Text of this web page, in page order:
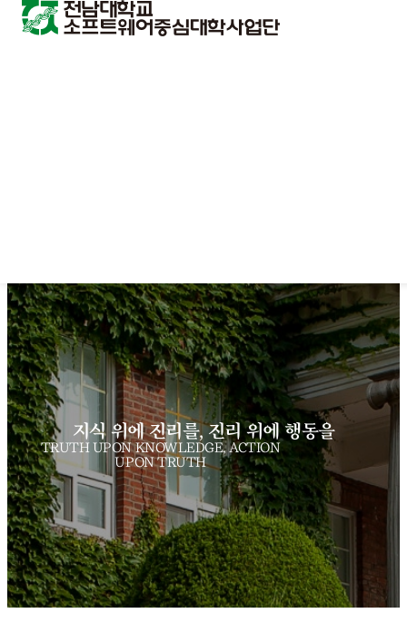
지식 위에 진리를, 진리 위에 행동을
TRUTH UPON KNOWLEDGE, ACTION
UPON TRUTH